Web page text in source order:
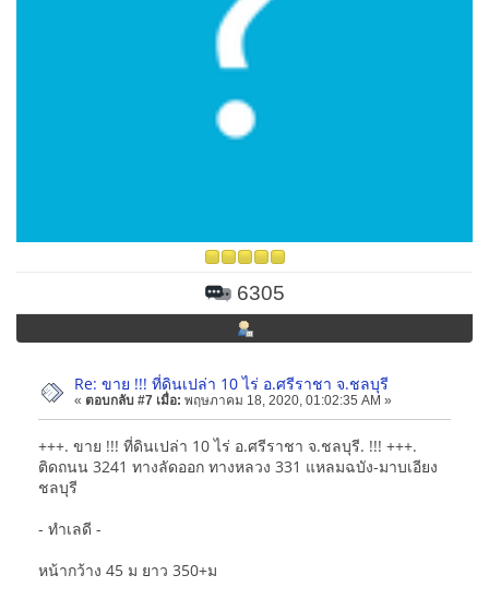
6305
Re: ขาย !!! ที่ดินเปล่า 10 ไร่ อ.ศรีราชา จ.ชลบุรี
« ตอบกลับ #7 เมื่อ: พฤษภาคม 18, 2020, 01:02:35 AM »
+++. ขาย !!! ที่ดินเปล่า 10 ไร่ อ.ศรีราชา จ.ชลบุรี. !!! +++.
ติดถนน 3241 ทางลัดออก ทางหลวง 331 แหลมฉบัง-มาบเอียง
ชลบุรี
- ทำเลดี -
หน้ากว้าง 45 ม ยาว 350+ม